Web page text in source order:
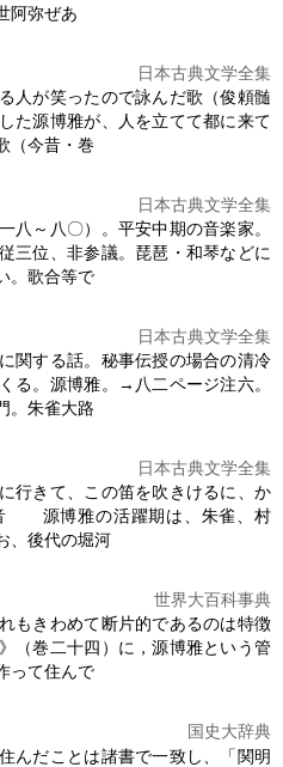
阿弥ぜあ
日本古典文学全集
人が笑ったので詠んだ歌（俊頼髄
た源博雅が、人を立てて都に来て
（今昔・巻
日本古典文学全集
一八～八〇）。平安中期の音楽家。
三位、非参議。琵琶・和琴などに
。歌合等で
日本古典文学全集
関する話。秘事伝授の場合の清冷
る。 源博雅。→八二ページ注六。
。朱雀大路
日本古典文学全集
行きて、この笛を吹きけるに、か
音 源博雅の活躍期は、朱雀、村
、後代の堀河
世界大百科事典
もきわめて断片的であるのは特徴
（巻二十四）に，源博雅という管
って住んで
国史大辞典
んだことは諸書で一致し、「関明